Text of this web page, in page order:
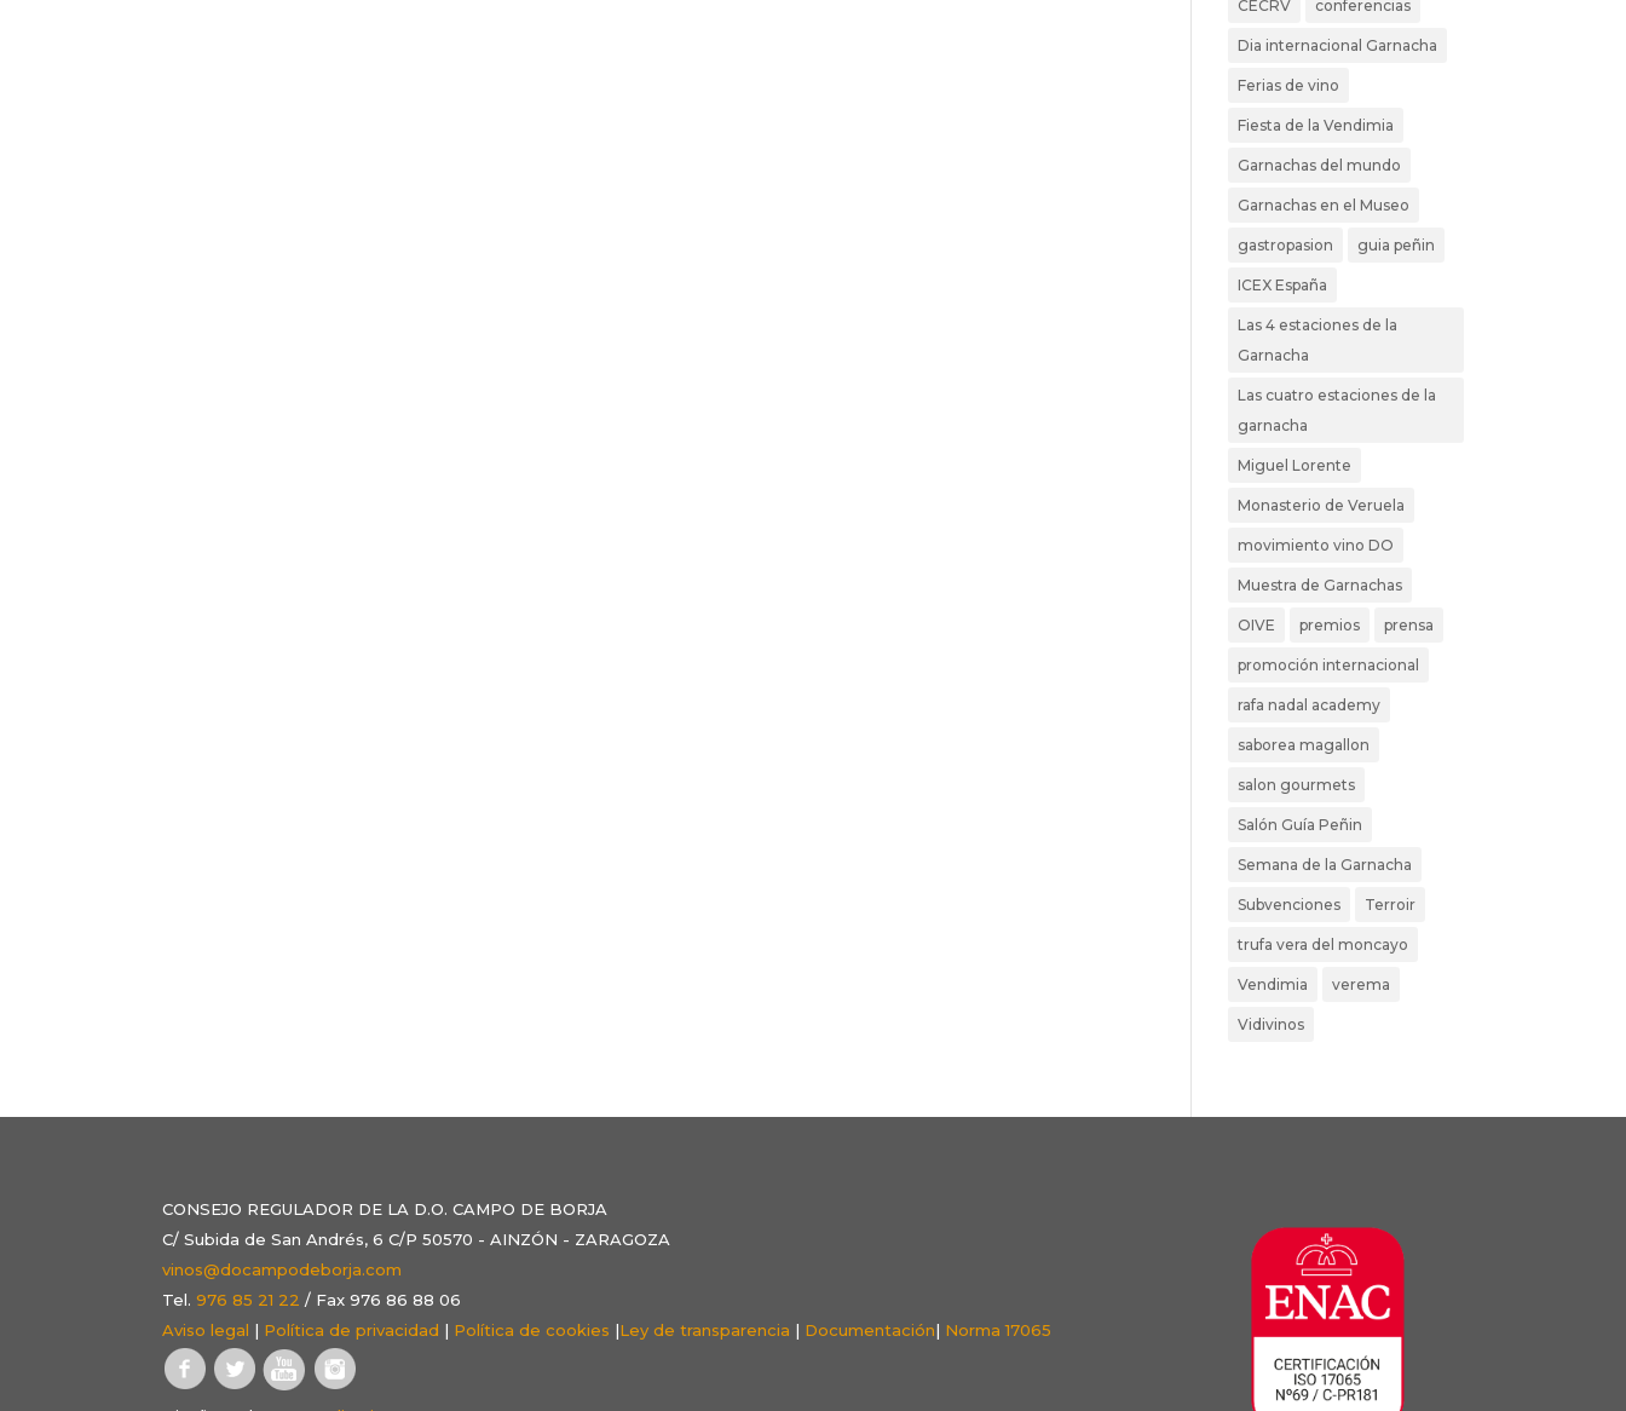
CECRV conferencias
Dia internacional Garnacha
Ferias de vino
Fiesta de la Vendimia
Garnachas del mundo
Garnachas en el Museo
gastropasion guia peñin
ICEX España
Las 4 estaciones de la
Garnacha
Las cuatro estaciones de la
garnacha
Miguel Lorente
Monasterio de Veruela
movimiento vino DO
Muestra de Garnachas
OIVE premios prensa
promoción internacional
rafa nadal academy
saborea magallon
salon gourmets
Salón Guía Peñin
Semana de la Garnacha
Subvenciones Terroir
trufa vera del moncayo
Vendimia verema
Vidivinos
CONSEJO REGULADOR DE LA D.O. CAMPO DE BORJA
C/ Subida de San Andrés, 6 C/P 50570 - AINZÓN - ZARAGOZA
vinos@docampodeborja.com
Tel.976 85 21 22 / Fax 976 86 88 06
Aviso legal | Política de privacidad | Política de cookies |Ley de transparencia | Documentación| Norma 17065